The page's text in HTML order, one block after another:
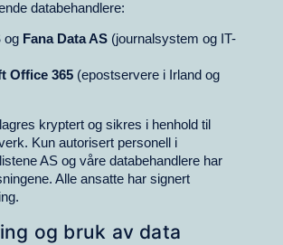
databehandlere:
og Fana Data AS(journalsystem og IT-
Office 365(epostservere i Irland og
kryptert og sikres i henhold til
Kun autorisert personell i
AS og våre databehandlere har
Alle ansatte har signert
og bruk av data